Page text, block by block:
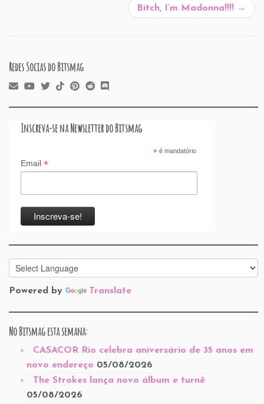
n
Bitch, I’m Madonna!!!! →
Redes Socias do Bitsmag
Inscreva-se na Newsletter do Bitsmag
*é mandatório
Email *
Powered by Translate
No Bitsmag esta semana:
CASACOR Rio celebra aniversário de 35 anos em
novo endereço 05/08/2026
The Strokes lança novo álbum e turnê
05/08/2026